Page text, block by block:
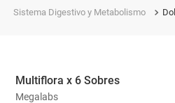
Sistema Digestivo y Metabolismo
Multiflora x 6 Sobres
Megalabs